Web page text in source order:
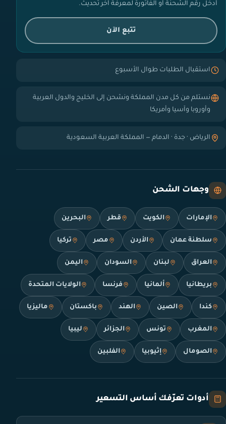
أدخل رقم الشحنة أو الفاتورة لمعرفة آخر تحديث.
تتبع الآن
استقبال الطلبات طوال الأسبوع
نستلم من كل مدن المملكة ونشحن إلى الخليج والدول العربية
وأوروبا وآسيا وأمريكا
الرياض · جدة · الدمام — المملكة العربية السعودية
وجهات الشحن
الإمارات الكويت قطر البحرين
سلطنة عمان الأردن مصر تركيا
العراق لبنان السودان اليمن
بريطانيا ألمانيا فرنسا الولايات المتحدة
كندا الصين الهند باكستان ماليزيا
المغرب تونس الجزائر ليبيا
الصومال إثيوبيا الفلبين
أدوات تعرّفك أساس التسعير